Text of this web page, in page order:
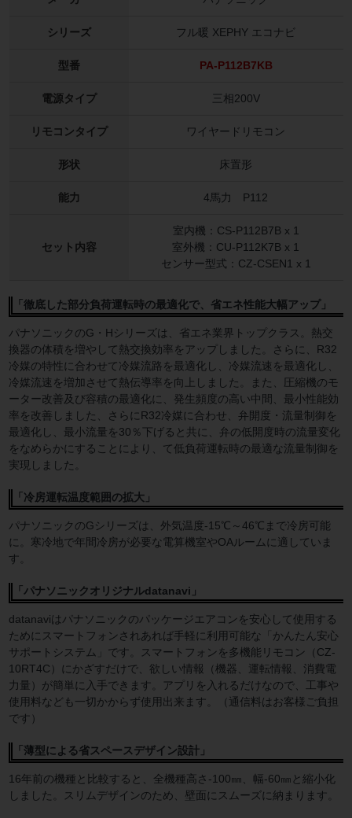
シリーズ フル暖 XEPHY エコナビ
型番 PA-P112B7KB
電源タイプ 三相200V
リモコンタイプ ワイヤードリモコン
形状 床置形
能力 4馬力 P112
セット内容
室内機：CS-P112B7B x 1
室外機：CU-P112K7B x 1
センサー型式：CZ-CSEN1 x 1
「徹底した部分負荷運転時の最適化で、省エネ性能大幅アップ」
パナソニックのG・Hシリーズは、省エネ業界トップクラス。熱交
換器の体積を増やして熱交換効率をアップしました。さらに、R32
冷媒の特性に合わせて冷媒流路を最適化し、冷媒流速を最適化し、
冷媒流速を増加させて熱伝導率を向上しました。また、圧縮機のモ
ーター改善及び容積の最適化に、発生頻度の高い中間、最小性能効
率を改善しました、さらにR32冷媒に合わせ、弁開度・流量制御を
最適化し、最小流量を30％下げると共に、弁の低開度時の流量変化
をなめらかにすることにより、て低負荷運転時の最適な流量制御を
実現しました。
「冷房運転温度範囲の拡大」
パナソニックのGシリーズは、外気温度-15℃～46℃まで冷房可能
に。寒冷地で年間冷房が必要な電算機室やOAルームに適していま
す。
「パナソニックオリジナルdatanavi」
datanaviはパナソニックのパッケージエアコンを安心して使用する
ためにスマートフォンされあれば手軽に利用可能な「かんたん安心
サポートシステム」です。スマートフォンを多機能リモコン（CZ-
10RT4C）にかざすだけで、欲しい情報（機器、運転情報、消費電
力量）が簡単に入手できます。アプリを入れるだけなので、工事や
使用料なども一切かからず使用出来ます。（通信料はお客様ご負担
です）
「薄型による省スペースデザイン設計」
16年前の機種と比較すると、全機種高さ-100㎜、幅-60㎜と縮小化
しました。スリムデザインのため、壁面にスムーズに納まります。